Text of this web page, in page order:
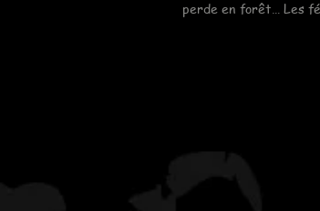
perde en forêt… Les